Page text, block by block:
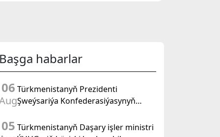
Başga habarlar
06 Türkmenistanyň Prezidenti
Şweýsariýa Konfederasiýasynyň
departamentiniň başlygyny kabul
05 Türkmenistanyň Daşary işler ministri